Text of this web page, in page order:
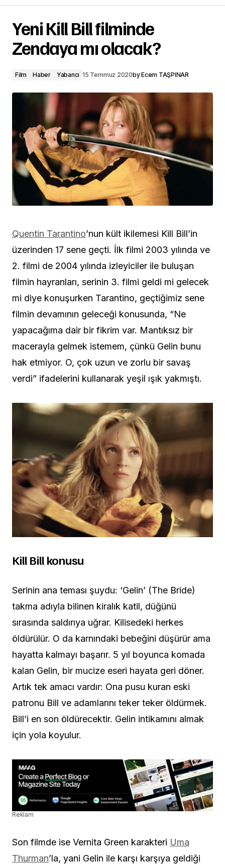
Yeni Kill Bill filminde
Zendaya mı olacak?
Film Haber Yabancı 15 Temmuz 2020byEcem TAŞPINAR
Quentin Tarantino’nun kült ikilemesi Kill Bill’in
üzerinden 17 sene geçti. İlk filmi 2003 yılında ve
2. filmi de 2004 yılında izleyiciler ile buluşan
filmin hayranları, serinin 3. filmi geldi mi gelecek
mi diye konuşurken Tarantino, geçtiğimiz sene
filmin devamının geleceği konusunda, “Ne
yapacağıma dair bir fikrim var. Mantıksız bir
macerayla gelmek istemem, çünkü Gelin bunu
hak etmiyor. O, çok uzun ve zorlu bir savaş
verdi” ifadelerini kullanarak yeşil ışık yakmıştı.
Kill Bill konusu
Serinin ana teması şuydu: ‘Gelin’ (The Bride)
takma adıyla bilinen kiralık katil, düğünü
sırasında saldırıya uğrar. Kilisedeki herkes
öldürülür. O da karnındaki bebeğini düşürür ama
hayatta kalmayı başarır. 5 yıl boyunca komada
kalan Gelin, bir mucize eseri hayata geri döner.
Artık tek amacı vardır: Ona pusu kuran eski
patronu Bill ve adamlarını teker teker öldürmek.
Bill’i en son öldürecektir. Gelin intikamını almak
için yola koyulur.
Reklam
Son filmde ise Vernita Green karakteri Uma
Thurman’la, yani Gelin ile karşı karşıya geldiği